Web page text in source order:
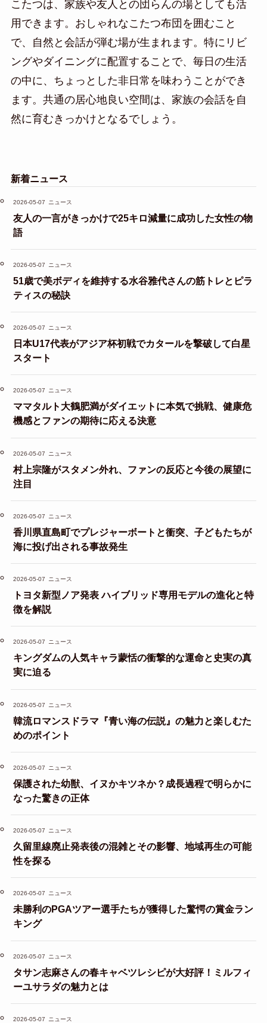
こたつは、家族や友人との団らんの場としても活
用できます。おしゃれなこたつ布団を囲むこと
で、自然と会話が弾む場が生まれます。特にリビ
ングやダイニングに配置することで、毎日の生活
の中に、ちょっとした非日常を味わうことができ
ます。共通の居心地良い空間は、家族の会話を自
然に育むきっかけとなるでしょう。
新着ニュース
2026-05-07 ニュース
友人の一言がきっかけで25キロ減量に成功した女性の物
語
2026-05-07 ニュース
51歳で美ボディを維持する水谷雅代さんの筋トレとピラ
ティスの秘訣
2026-05-07 ニュース
日本U17代表がアジア杯初戦でカタールを撃破して白星
スタート
2026-05-07 ニュース
ママタルト大鶴肥満がダイエットに本気で挑戦、健康危
機感とファンの期待に応える決意
2026-05-07 ニュース
村上宗隆がスタメン外れ、ファンの反応と今後の展望に
注目
2026-05-07 ニュース
香川県直島町でプレジャーボートと衝突、子どもたちが
海に投げ出される事故発生
2026-05-07 ニュース
トヨタ新型ノア発表 ハイブリッド専用モデルの進化と特
徴を解説
2026-05-07 ニュース
キングダムの人気キャラ蒙恬の衝撃的な運命と史実の真
実に迫る
2026-05-07 ニュース
韓流ロマンスドラマ『青い海の伝説』の魅力と楽しむた
めのポイント
2026-05-07 ニュース
保護された幼獣、イヌかキツネか？成長過程で明らかに
なった驚きの正体
2026-05-07 ニュース
久留里線廃止発表後の混雑とその影響、地域再生の可能
性を探る
2026-05-07 ニュース
未勝利のPGAツアー選手たちが獲得した驚愕の賞金ラン
キング
2026-05-07 ニュース
タサン志麻さんの春キャベツレシピが大好評！ミルフィ
ーユサラダの魅力とは
2026-05-07 ニュース